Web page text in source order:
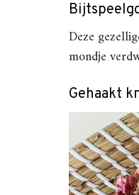
Deze
mondje
Gehaakt